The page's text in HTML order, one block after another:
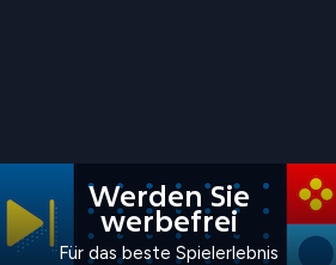
Werden Sie
werbefrei
Für das beste Spielerlebnis